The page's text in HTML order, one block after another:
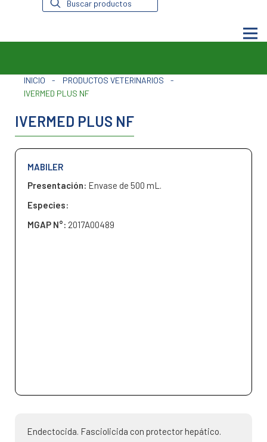
de
INICIO - PRODUCTOS VETERINARIOS
-
IVERMED PLUS NF
IVERMED PLUS NF
MABILER
Presentación: Envase de 500 mL.
Especies:
MGAP N°: 2017A00489
Endectocida. Fasciolicida con protector hepático.